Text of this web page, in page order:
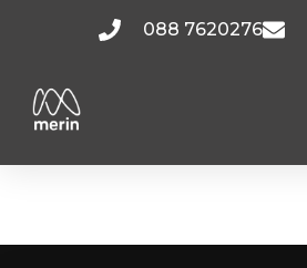
088 7620276